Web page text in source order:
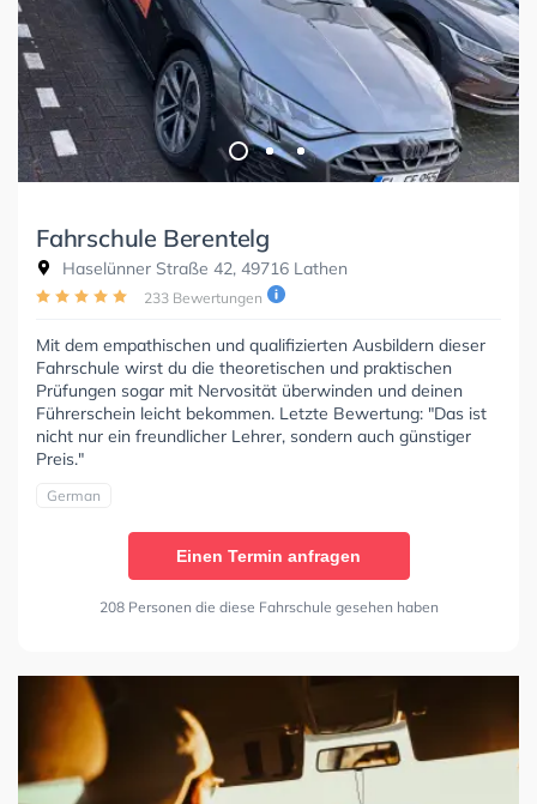
Fahrschule Berentelg
Haselünner Straße 42, 49716 Lathen
233 Bewertungen
Mit dem empathischen und qualifizierten Ausbildern dieser
Fahrschule wirst du die theoretischen und praktischen
Prüfungen sogar mit Nervosität überwinden und deinen
Führerschein leicht bekommen. Letzte Bewertung: "Das ist
nicht nur ein freundlicher Lehrer, sondern auch günstiger
Preis."
German
Einen Termin anfragen
208 Personen die diese Fahrschule gesehen haben